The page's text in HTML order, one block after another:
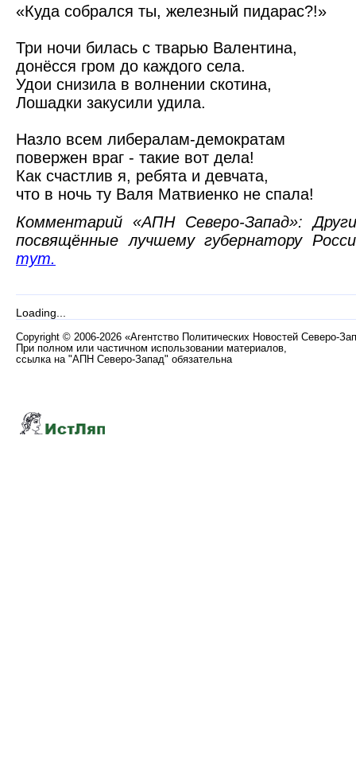
«Куда собрался ты, железный пидарас?!»
Три ночи билась с тварью Валентина,
донёсся гром до каждого села.
Удои снизила в волнении скотина,
Лошадки закусили удила.
Назло всем либералам-демократам
повержен враг - такие вот дела!
Как счастлив я, ребята и девчата,
что в ночь ту Валя Матвиенко не спала!
Комментарий «АПН Северо-Запад»:
посвящённые лучшему губернатору
тут.
Loading...
Copyright © 2006-2026 «Агентство Политических Новостей Северо-
При полном или частичном использовании материалов,
ссылка на "АПН Северо-Запад" обязательна